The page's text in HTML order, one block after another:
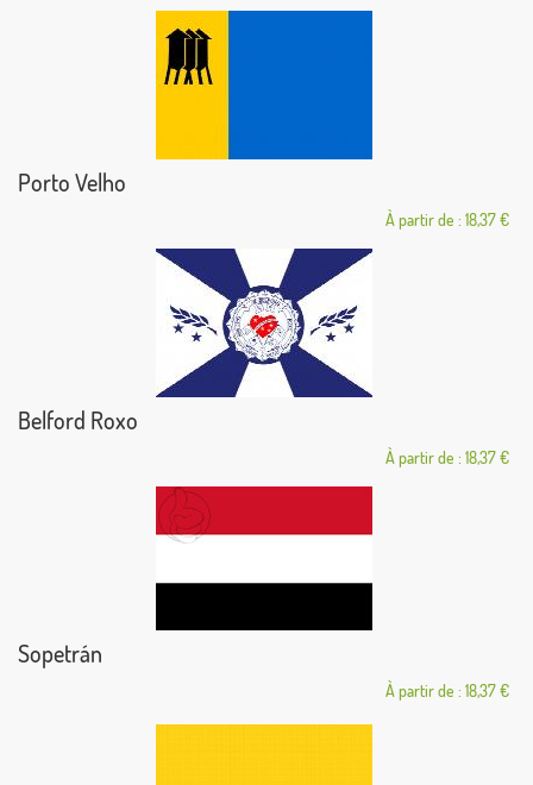
Porto Velho
À partir de : 18,37 €
Belford Roxo
À partir de : 18,37 €
Sopetrán
À partir de : 18,37 €